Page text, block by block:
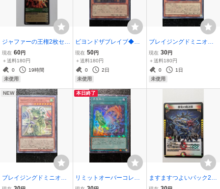
ジャファーの王権2枚セッ
ト◆フリン・ライダー絶
賛侵入中102/204 JA8弾ホ
イルFoil◆スーパーレアS
Rヒーロープリンスディズ
現在 60円
＋送料180円
0
19時間
未使用
ビヨンドザブレイブ◆エ
クスパンションパック魔
救の分析者BETB-JPS09
アダマシアアナライザー
◆ウルトラレアUR遊戯王
モ
現在 50円
＋送料180円
0
2日
未使用
ブレイジングドミニオン
◆見えざる手マキブエルB
LZD-JP018ヘカトンケイ
ル◆スーパーレアSR遊戯
王OCGデュエルモンスタ
現在 30円
＋送料180円
0
1日
未使用
NEW
ブレイジングドミニオン
◆WAKE CUPクロBLZD-J
本日終了
リミットオーバーコレク
ションヒーローズ◆多層
ますますつよいパック25
の援軍◆邪尾の魔法陣デ